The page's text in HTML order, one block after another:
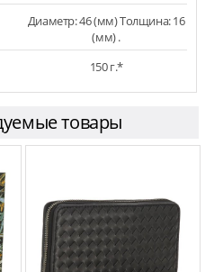
Диаметр: 46 (мм) Толщина: 16
(мм) .
150 г.*
товары